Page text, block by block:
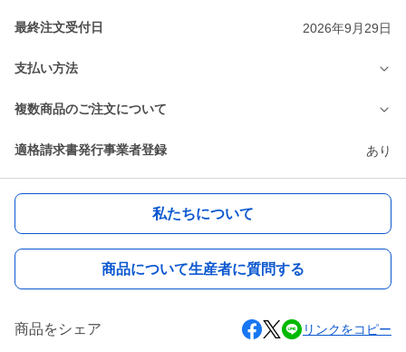
最終注文受付日 2026年9月29日
支払い方法
複数商品のご注文について
適格請求書発行事業者登録 あり
私たちについて
商品について生産者に質問する
商品をシェア リンクをコピー